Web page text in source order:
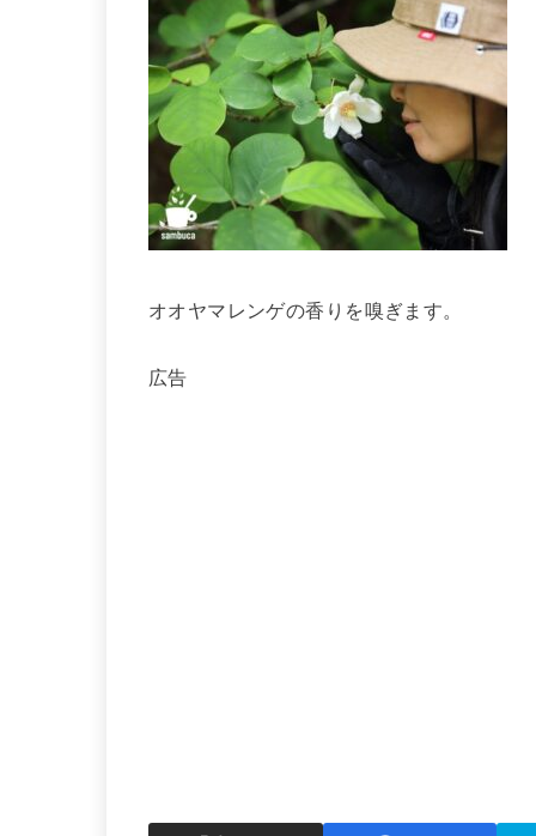
オオヤマレンゲの香りを嗅ぎます。
広告